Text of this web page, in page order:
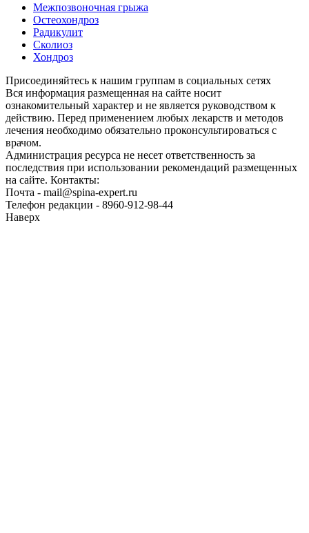
Межпозвоночная грыжа
Остеохондроз
Радикулит
Сколиоз
Хондроз
Присоединяйтесь к нашим группам в социальных сетях
Вся информация размещенная на сайте носит
ознакомительный характер и не является руководством к
действию. Перед применением любых лекарств и методов
лечения необходимо обязательно проконсультироваться с
врачом.
Администрация ресурса не несет ответственность за
последствия при использовании рекомендаций размещенных
на сайте. Контакты:
Почта - mail@spina-expert.ru
Телефон редакции - 8960-912-98-44
Наверх